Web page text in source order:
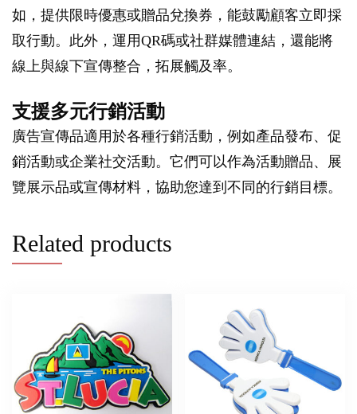
如，提供限時優惠或贈品兌換券，能鼓勵顧客立即採
取行動。此外，運用QR碼或社群媒體連結，還能將
線上與線下宣傳整合，拓展觸及率。
支援多元行銷活動
廣告宣傳品適用於各種行銷活動，例如產品發布、促
銷活動或企業社交活動。它們可以作為活動贈品、展
覽展示品或宣傳材料，協助您達到不同的行銷目標。
Related products